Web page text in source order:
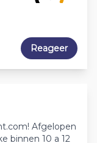
Reageer
Afgelopen
binnen 10 a 12